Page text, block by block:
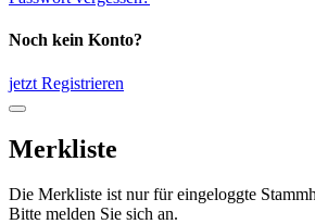
Noch kein Konto?
jetzt Registrieren
Merkliste
Die Merkliste ist nur für eingeloggte
Bitte melden Sie sich an.